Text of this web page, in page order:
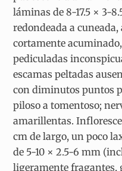
láminas de 8-17.5 × 3-
redondeada a
cortamente
pediculadas
escamas peltadas
con diminutos puntos
piloso a tomentoso;
amarillentas.
cm de largo, un poco
de 5-10 × 2.5-6 mm
ligeramente fragantes,